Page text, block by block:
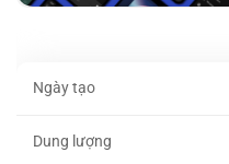
Ngày tạo
Dung lượng